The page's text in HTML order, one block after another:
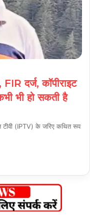
FIR दर्ज, कॉपीराइट
भी हो सकती है
टीवी (IPTV) के जरिए कथित रूप